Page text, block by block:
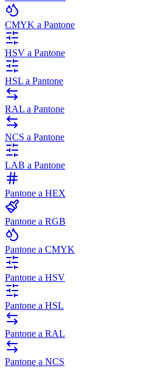
CMYK a Pantone
HSV a Pantone
HSL a Pantone
RAL a Pantone
NCS a Pantone
LAB a Pantone
Pantone a HEX
Pantone a RGB
Pantone a CMYK
Pantone a HSV
Pantone a HSL
Pantone a RAL
Pantone a NCS